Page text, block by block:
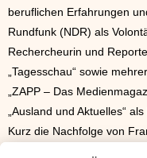
beruflichen Erfahrungen
Rundfunk (NDR) als
Rechercheurin und
„Tagesschau“ sowie
„ZAPP – Das
„Ausland und Aktuelles“
Kurz die Nachfolge von